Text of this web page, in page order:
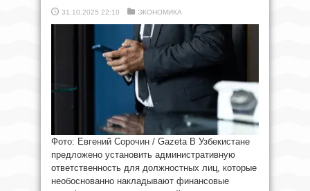
31.10.2025 22:10 ЭКОНОМИКА
Фото: Евгений Сорочин / Gazeta В Узбекистане
предложено установить административную
ответственность для должностных лиц, которые
необоснованно накладывают финансовые